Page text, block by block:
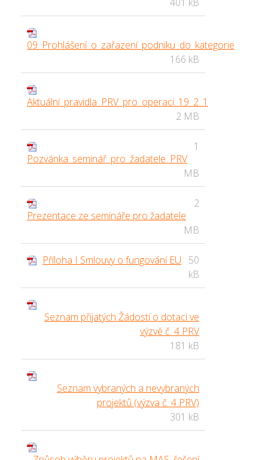
09_Prohlášení_o_zařazení_podniku_do_kategorie
166 kB
Aktuální_pravidla_PRV_pro_operaci_19_2_1
2 MB
Pozvánka_seminář_pro_žadatele_PRV
1
MB
Prezentace ze semináře pro žadatele
2
MB
Příloha I Smlouvy o fungování EU
50
kB
Seznam přijatých Žádostí o dotaci ve
výzvě č. 4 PRV
181 kB
Seznam vybraných a nevybraných
projektů (výzva č. 4 PRV)
301 kB